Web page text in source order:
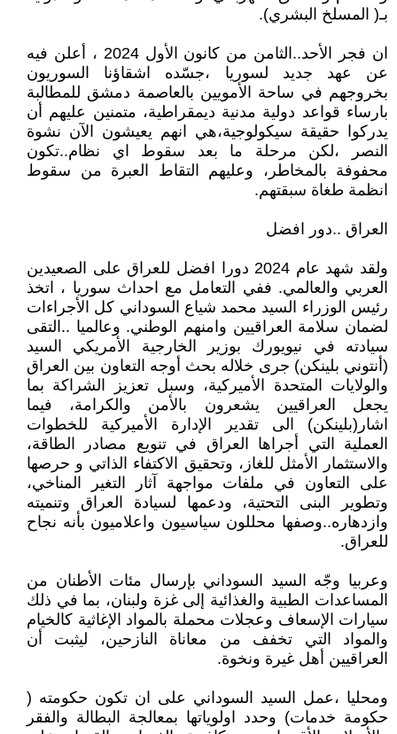
بـ( المسلخ البشري).
ان فجر الأحد..الثامن من كانون الأول 2024 ، أعلن فيه
عن عهد جديد لسوريا ،جسّده اشقاؤنا السوريون
بخروجهم في ساحة الأمويين بالعاصمة دمشق للمطالبة
بارساء قواعد دولية مدنية ديمقراطية، متمنين عليهم أن
يدركوا حقيقة سيكولوجية،هي انهم يعيشون الآن نشوة
النصر ،لكن مرحلة ما بعد سقوط اي نظام..تكون
محفوفة بالمخاطر، وعليهم التقاط العبرة من سقوط
انظمة طغاة سبقتهم.
العراق ..دور افضل
ولقد شهد عام 2024 دورا افضل للعراق على الصعيدين
العربي والعالمي. ففي التعامل مع احداث سوريا ، اتخذ
رئيس الوزراء السيد محمد شياع السوداني كل الأجراءات
لضمان سلامة العراقيين وامنهم الوطني. وعالميا ..التقى
سيادته في نيويورك بوزير الخارجية الأمريكي السيد
(أنتوني بلينكن) جرى خلاله بحث أوجه التعاون بين العراق
والولايات المتحدة الأميركية، وسبل تعزيز الشراكة بما
يجعل العراقيين يشعرون بالأمن والكرامة، فيما
اشار(بلينكن) الى تقدير الإدارة الأميركية للخطوات
العملية التي أجراها العراق في تنويع مصادر الطاقة،
والاستثمار الأمثل للغاز، وتحقيق الاكتفاء الذاتي و حرصها
على التعاون في ملفات مواجهة آثار التغير المناخي،
وتطوير البنى التحتية، ودعمها لسيادة العراق وتنميته
وازدهاره..وصفها محللون سياسيون واعلاميون بأنه نجاح
للعراق.
وعربيا وجّه السيد السوداني بإرسال مئات الأطنان من
المساعدات الطبية والغذائية إلى غزة ولبنان، بما في ذلك
سيارات الإسعاف وعجلات محملة بالمواد الإغاثية كالخيام
والمواد التي تخفف من معاناة النازحين، ليثبت أن
العراقيين أهل غيرة ونخوة.
ومحليا ،عمل السيد السوداني على ان تكون حكومته (
حكومة خدمات) وحدد اولوياتها بمعالجة البطالة والفقر